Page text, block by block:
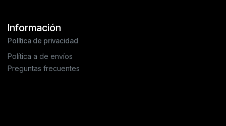
Información
Política de privacidad
Política a de envíos
Preguntas frecuentes